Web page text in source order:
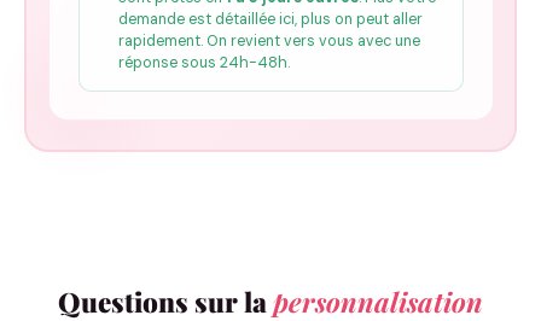
demande est détaillée ici, plus on peut aller
rapidement. On revient vers vous avec une
réponse sous 24h-48h.
Questions sur lapersonnalisation